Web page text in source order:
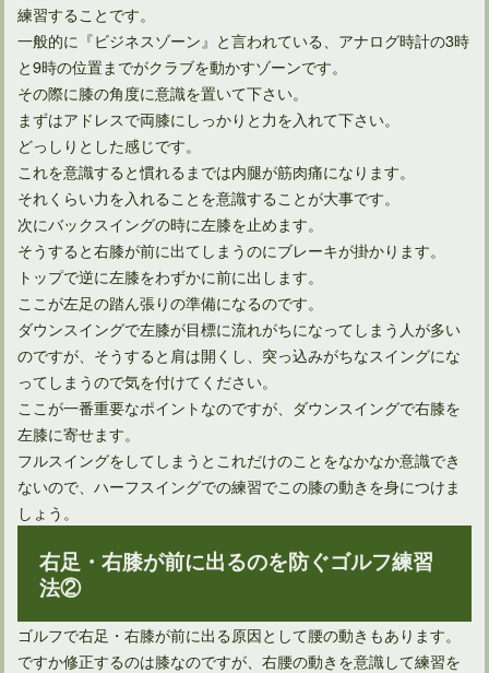
ドライバーのバックスピンが飛距離減の原因というのは間違い
やはり得！アイアンで飛距離アップするのに効果的な方法とは
練習することです。
一般的に『ビジネスゾーン』と言われている、アナログ時計の3時
と9時の位置までがクラブを動かすゾーンです。
その際に膝の角度に意識を置いて下さい。
まずはアドレスで両膝にしっかりと力を入れて下さい。
どっしりとした感じです。
これを意識すると慣れるまでは内腿が筋肉痛になります。
それくらい力を入れることを意識することが大事です。
次にバックスイングの時に左膝を止めます。
そうすると右膝が前に出てしまうのにブレーキが掛かります。
トップで逆に左膝をわずかに前に出します。
ここが左足の踏ん張りの準備になるのです。
ダウンスイングで左膝が目標に流れがちになってしまう人が多い
のですが、そうすると肩は開くし、突っ込みがちなスイングにな
ってしまうので気を付けてください。
ここが一番重要なポイントなのですが、ダウンスイングで右膝を
左膝に寄せます。
フルスイングをしてしまうとこれだけのことをなかなか意識でき
ないので、ハーフスイングでの練習でこの膝の動きを身につけま
しょう。
右足・右膝が前に出るのを防ぐゴルフ練習
法②
ゴルフで右足・右膝が前に出る原因として腰の動きもあります。
ですか修正するのは膝なのですが、右腰の動きを意識して練習を